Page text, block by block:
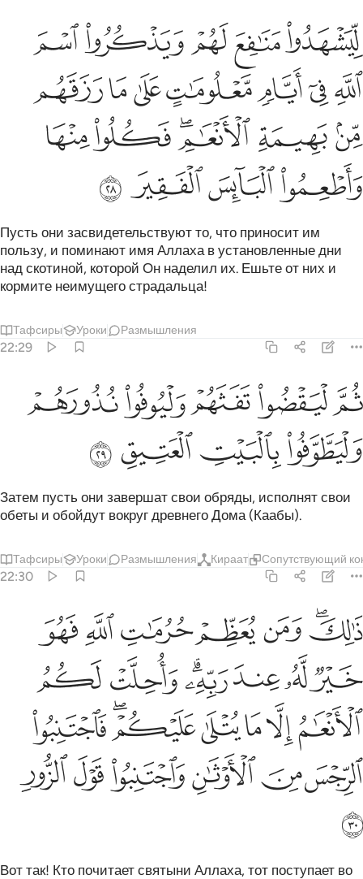
ليشهدوا منافع لهم ويذكروا اسم الله في ايام معلومات على ما رزقهم من
لِّيَشْهَدُوا۟ مَنَـٰفِعَ لَهُمْ وَيَذْكُرُوا۟ ٱسْمَ ٱللَّهِ فِىٓ أَيَّامٍۢ
ﲆﲇﲈﲉﲊ
ﲋﲌﲍﲎﲏﲐﲑ
ﲒﲓﲔﲕﲖﲗ
ﲘﲙﲚﲛ
Пусть они засвидетельствуют то, что приносит им
пользу, и поминают имя Аллаха в установленные дни
над скотиной, которой Он наделил их. Ешьте от них и
кормите неимущего страдальца!
Тафсиры Уроки Размышления
22:29
ثم ليقضوا تفثهم وليوفوا نذورهم وليطوفوا بالبيت العتيق ٢٩
ثُمَّ لْيَقْضُوا۟ تَفَثَهُمْ وَلْيُوفُوا۟ نُذُورَهُمْ وَلْيَطَّوَّفُوا۟ بِٱلْبَيْتِ
ﲜﲝﲞﲟﲠ
ﲡﲢﲣ ﲤ
Затем пусть они завершат свои обряды, исполнят свои
обеты и обойдут вокруг древнего Дома (Каабы).
Тафсиры Уроки Размышления Кираат Сопутствующий
22:30
ذالك ومن يعظم حرمات الله فهو خير له عند ربه واحلت لكم الانعام الا
ذَٰلِكَ وَمَن يُعَظِّمْ حُرُمَـٰتِ ٱللَّهِ فَهُوَ خَيْرٌۭ لَّهُۥ عِندَ رَبِّهِۦ
ﲥﲦﲧﲨﲩﲪﲫ
ﲬﲭﲮﲯﲰﲱﲲ
ﲳﲴﲵﲶﲷﲸﲹ
ﲺﲻﲼﲽﲾﲿ
ﳀ
Вот так! Кто почитает святыни Аллаха, тот поступает во